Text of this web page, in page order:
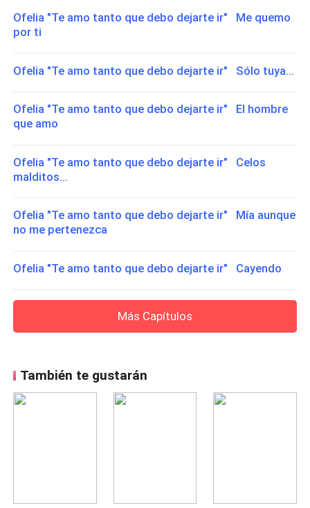
Ofelia "Te amo tanto que debo dejarte ir" Me quemo
por ti
Ofelia "Te amo tanto que debo dejarte ir" Sólo tuya...
Ofelia "Te amo tanto que debo dejarte ir" El hombre
que amo
Ofelia "Te amo tanto que debo dejarte ir" Celos
malditos...
Ofelia "Te amo tanto que debo dejarte ir" Mía aunque
no me pertenezca
Ofelia "Te amo tanto que debo dejarte ir" Cayendo
Más Capítulos
También te gustarán